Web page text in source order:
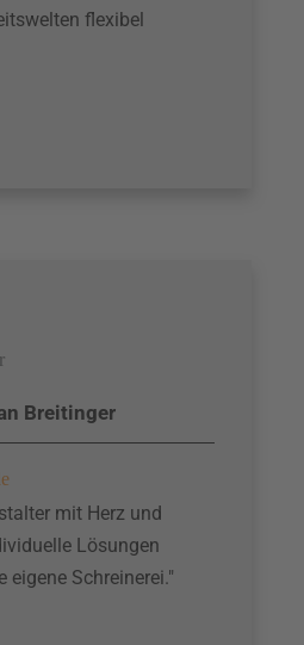
flexibel
Breitinger
mit Herz und
Lösungen
eigene Schreinerei."